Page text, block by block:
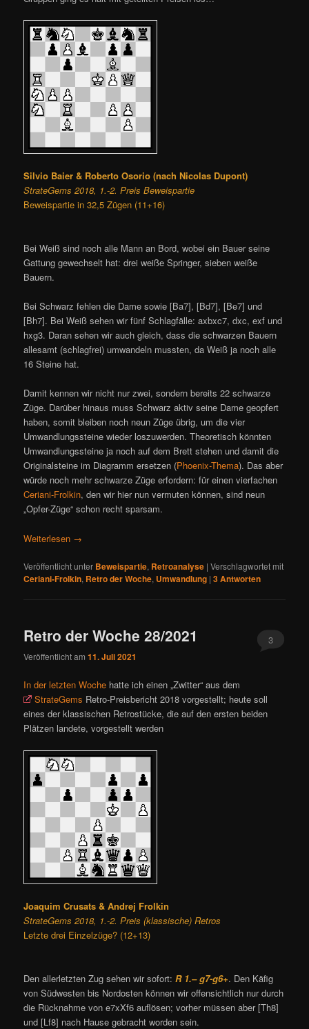
Silvio Baier & Roberto Osorio (nach Nicolas Dupont)
StrateGems 2018, 1.-2. Preis Beweispartie
Beweispartie in 32,5 Zügen (11+16)
Bei Weiß sind noch alle Mann an Bord, wobei ein Bauer seine
Gattung gewechselt hat: drei weiße Springer, sieben weiße
Bauern.
Bei Schwarz fehlen die Dame sowie [Ba7], [Bd7], [Be7] und
[Bh7]. Bei Weiß sehen wir fünf Schlagfälle: axbxc7, dxc, exf und
hxg3. Daran sehen wir auch gleich, dass die schwarzen Bauern
allesamt (schlagfrei) umwandeln mussten, da Weiß ja noch alle
16 Steine hat.
Damit kennen wir nicht nur zwei, sondern bereits 22 schwarze
Züge. Darüber hinaus muss Schwarz aktiv seine Dame geopfert
haben, somit bleiben noch neun Züge übrig, um die vier
Umwandlungssteine wieder loszuwerden. Theoretisch könnten
Umwandlungssteine ja noch auf dem Brett stehen und damit die
Originalsteine im Diagramm ersetzen (Phoenix-Thema). Das aber
würde noch mehr schwarze Züge erfordern: für einen vierfachen
Ceriani-Frolkin, den wir hier nun vermuten können, sind neun
„Opfer-Züge“ schon recht sparsam.
Weiterlesen →
Veröffentlicht unter Beweispartie, Retroanalyse |Verschlagwortet mit
Ceriani-Frolkin, Retro der Woche, Umwandlung |3Antworten
Retro der Woche 28/2021
Veröffentlicht am11. Juli 2021
3
In der letzten Woche hatte ich einen „Zwitter“ aus dem
StrateGems Retro-Preisbericht 2018 vorgestellt; heute soll
eines der klassischen Retrostücke, die auf den ersten beiden
Plätzen landete, vorgestellt werden
Joaquim Crusats & Andrej Frolkin
StrateGems 2018, 1.-2. Preis (klassische) Retros
Letzte drei Einzelzüge? (12+13)
Den allerletzten Zug sehen wir sofort:R 1.– g7-g6+. Den Käfig
von Südwesten bis Nordosten können wir offensichtlich nur durch
die Rücknahme von e7xXf6 auflösen; vorher müssen aber [Th8]
und [Lf8] nach Hause gebracht worden sein.